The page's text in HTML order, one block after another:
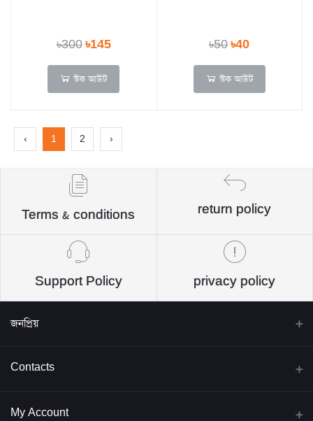
৳300৳145
স্টক আউট
৳50৳40
স্টক আউট
‹ 1 2 ›
Terms & conditions return policy
Support Policy privacy policy
জনপ্রিয়
বিদ্যাবাড়ি পাবলিকেশন্স
Contacts
Address
My Account